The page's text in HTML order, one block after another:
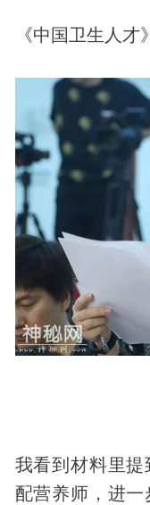
《中国卫生人才
我看到材料里
配营养师，进